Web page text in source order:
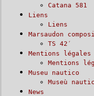
Catana 581
Liens
Liens
Marsaudon
TS 42′
Mentions légales
Mentions
Museu nautico
Museù
News